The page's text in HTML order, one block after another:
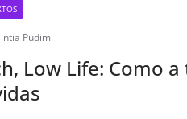
Pudim
Low Life: Como